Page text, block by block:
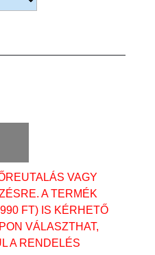
VAGY
A TERMÉK
FT) IS KÉRHETŐ
VÁLASZTHAT,
A RENDELÉS